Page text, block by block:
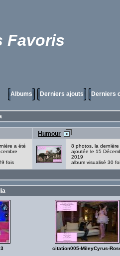
Favoris
Albums Derniers ajouts Derniers
a été
fois
Humour
8 photos, la
ajoutée le 15
2019
album visualisé 30
citation005-MileyCyrus-